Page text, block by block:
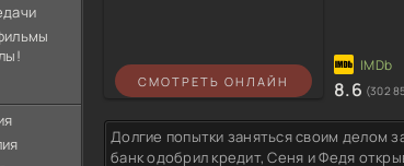
СМОТРЕТЬ ОНЛАЙН 8.6 (302
Долгие попытки заняться своим делом
банк одобрил кредит, Сеня и Федя